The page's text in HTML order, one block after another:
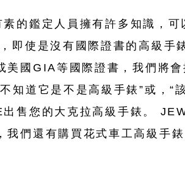
的鑑定人員擁有許多知識，
即使是沒有國際證書的高級手
美國GIA等國際證書，我們將
知道它是不是高級手錶”或，“
售您的大克拉高級手錶。
們還有購買花式車工高級手錶